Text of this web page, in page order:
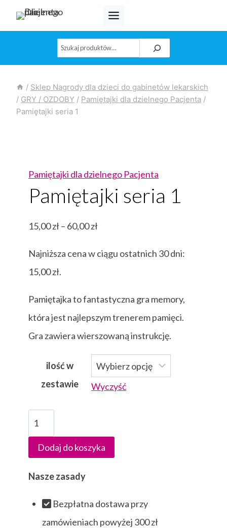
Przejdź
Szukaj
/ Sklep Nagrody dla dzieci do gabinetów lekarskich
/ GRY / OZDOBY / Pamiętajki dla dzielnego Pacjenta /
Pamiętajki seria 1
Pamiętajki dla dzielnego Pacjenta
Pamiętajki seria 1
15,00zł– 60,00złZakres
od
do
60,00 zł
Najniższa cena w ciągu ostatnich 30 dni:
15,00zł.
Pamiętajka to fantastyczna gra memory,
która jest najlepszym trenerem pamięci.
Gra zawiera wierszowaną instrukcję.
ilość w
zestawie
Wyczyść
ilość
Pamiętajki
seria
1
Dodaj do koszyka
Nasze zasady
Bezpłatna dostawa przy
zamówieniach powyżej 300 zł